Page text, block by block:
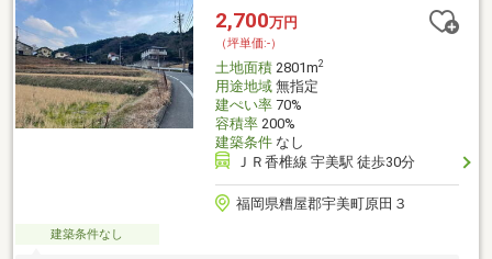
日や夜間のご見学にも柔軟にご対応させて頂きます♪また、複数の
金融機関とも提携しておりますので、住宅ローンにご不安な方、
過去にお断りをされた方、お気軽にご相談ください♪
2,700万円
（坪単価:-）
土地面積2801m2
用途地域無指定
建ぺい率70%
容積率200%
建築条件なし
ＪＲ香椎線 宇美駅 徒歩30分
福岡県糟屋郡宇美町原田３
建築条件なし